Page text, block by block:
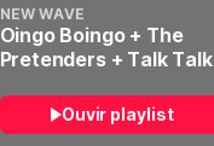
NEW WAVE
Oingo Boingo + The
Pretenders + Talk Talk
Ouvir playlist